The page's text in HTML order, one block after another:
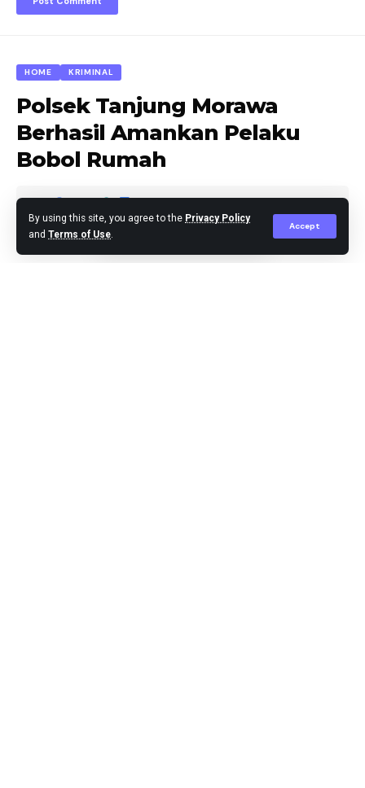
By using this site, you agree to the Privacy Policy
and Terms of Use.
Accept
HOME KRIMINAL
Polsek Tanjung Morawa
Berhasil Amankan Pelaku
Bobol Rumah
Agus Leo